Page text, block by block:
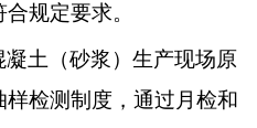
规定要求。
土（砂浆）生产现场原
检测制度，通过月检和